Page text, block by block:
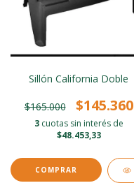
Sillón California Doble
$165.000 $145.360
3 cuotas sin interés de
$48.453,33